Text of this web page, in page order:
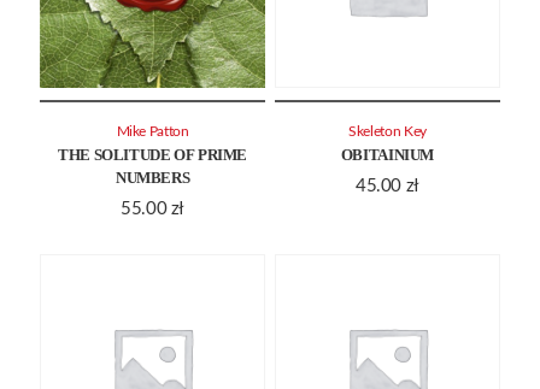
THE SOLITUDE OF PRIME
NUMBERS
55.00 zł
Mike Patton
OBITAINIUM
45.00 zł
Skeleton Key